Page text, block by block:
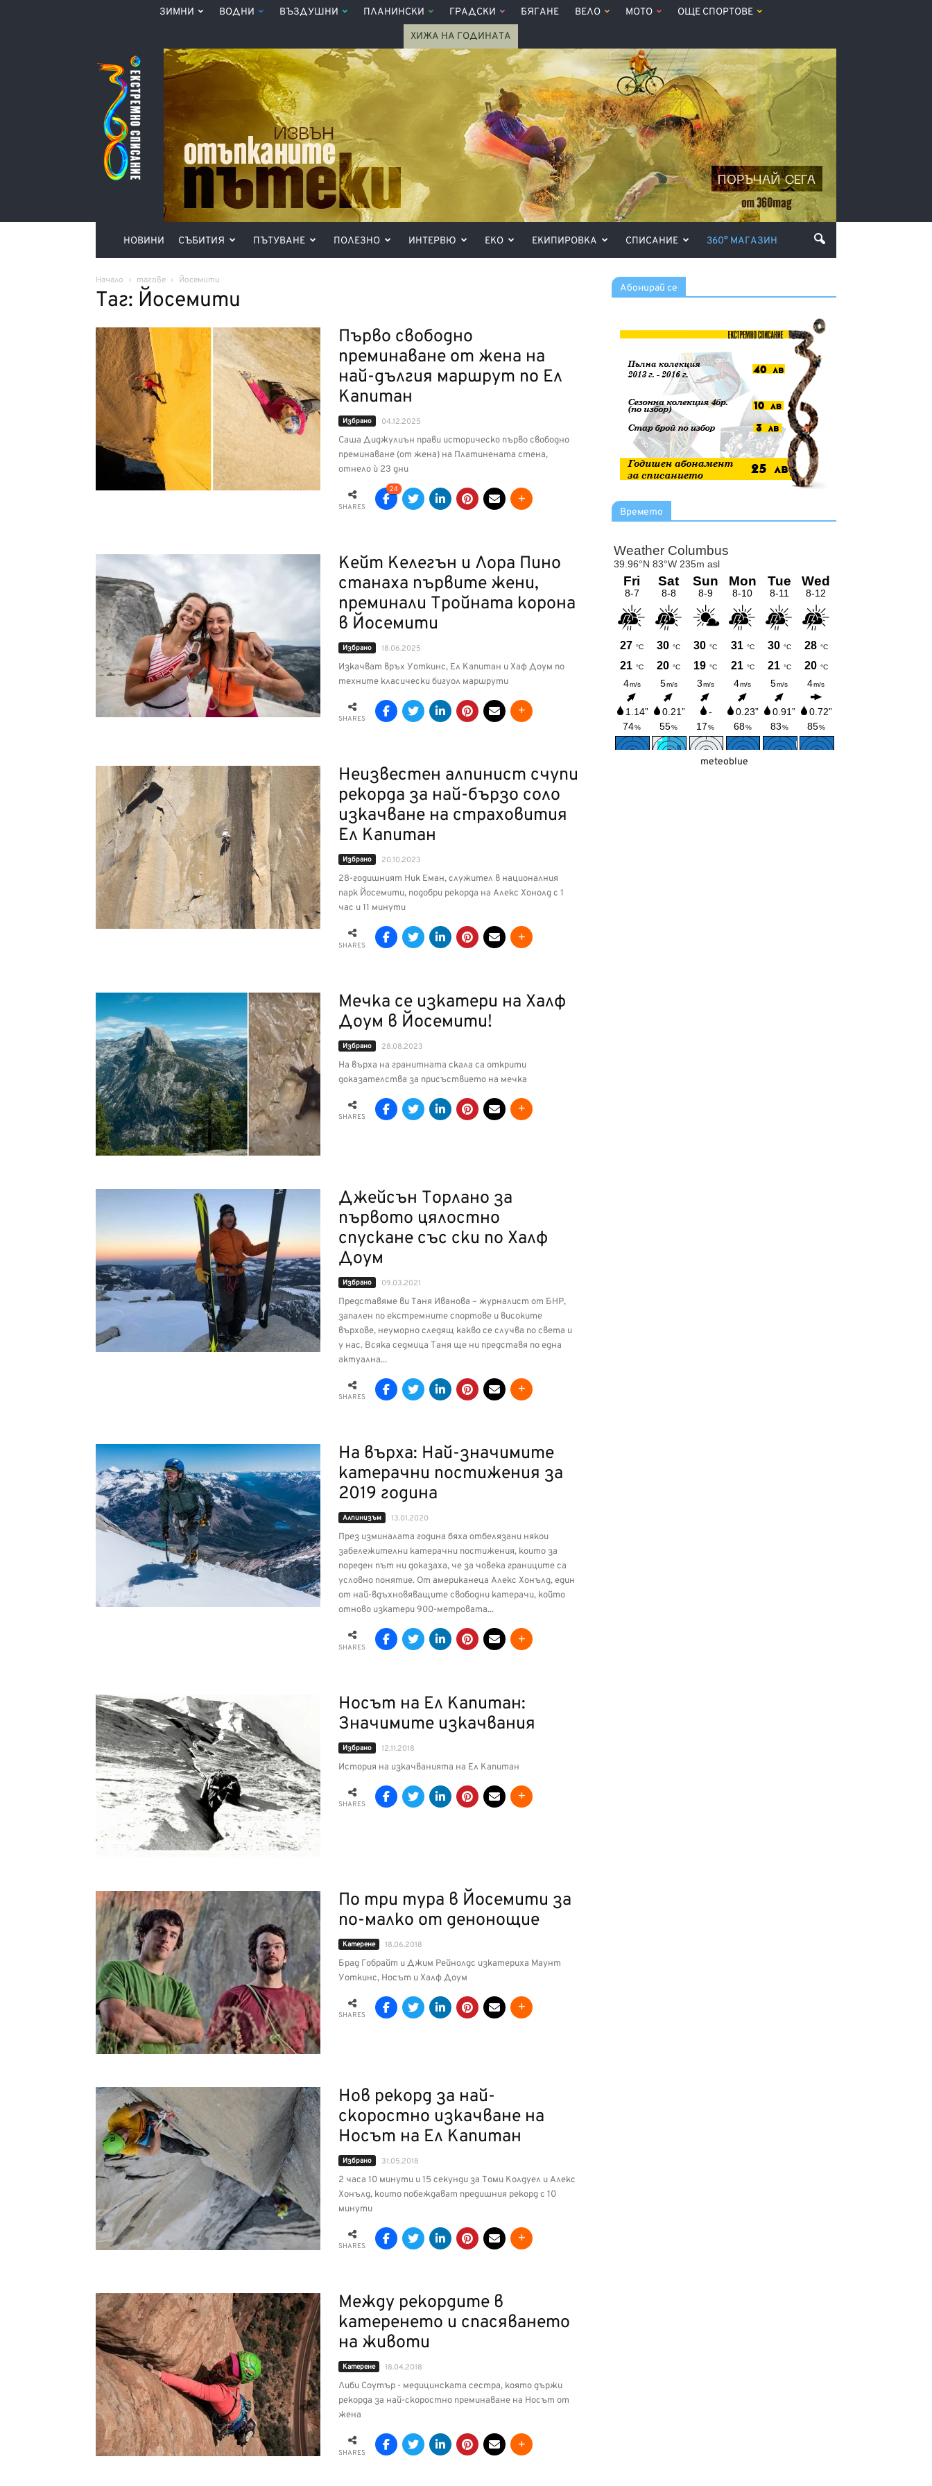
ЗИМНИ ВОДНИ ВЪЗДУШНИ ПЛАНИНСКИ ГРАДСКИ БЯГАНЕ ВЕЛО МОТО ОЩЕ СПОРТОВЕ
ХИЖА НА ГОДИНАТА
Списание
360°
НОВИНИ СЪБИТИЯ ПЪТУВАНЕ ПОЛЕЗНО ИНТЕРВЮ ЕКО ЕКИПИРОВКА СПИСАНИЕ 360° МАГАЗИН
Начало тагове Йосемити
Таг: Йосемити
Първо свободно
преминаване от жена на
най-дългия маршрут по Ел
Капитан
Избрано 04.12.2025
Саша Диджулиън прави историческо първо свободно
преминаване (от жена) на Платинената стена,
отнело ѝ 23 дни
SHARES
24
Кейт Келегън и Лора Пино
станаха първите жени,
преминали Тройната корона
в Йосемити
Избрано 18.06.2025
Изкачват връх Уоткинс, Ел Капитан и Хаф Доум по
техните класически бигуол маршрути
SHARES
Неизвестен алпинист счупи
рекорда за най-бързо соло
изкачване на страховития
Ел Капитан
Избрано 20.10.2023
28-годишният Ник Еман, служител в националния
парк Йосемити, подобри рекорда на Алекс Хонолд с 1
час и 11 минути
SHARES
Мечка се изкатери на Халф
Доум в Йосемити!
Избрано 28.08.2023
На върха на гранитната скала са открити
доказателства за присъствието на мечка
SHARES
Джейсън Торлано за
първото цялостно
спускане със ски по Халф
Доум
Избрано 09.03.2021
Представяме ви Таня Иванова – журналист от БНР,
запален по екстремните спортове и високите
върхове, неуморно следящ какво се случва по света и
у нас. Всяка седмица Таня ще ни представя по една
актуална...
SHARES
На върха: Най-значимите
катерачни постижения за
2019 година
Алпинизъм 13.01.2020
През изминалата година бяха отбелязани някои
забележителни катерачни постижения, които за
пореден път ни доказаха, че за човека границите са
условно понятие. От американеца Алекс Хонълд, един
от най-вдъхновяващите свободни катерачи, който
отново изкатери 900-метровата...
SHARES
Носът на Ел Капитан:
Значимите изкачвания
Избрано 12.11.2018
История на изкачванията на Ел Капитан
SHARES
По три тура в Йосемити за
по-малко от денонощие
Катерене 18.06.2018
Брад Гобрайт и Джим Рейнолдс изкатериха Маунт
Уоткинс, Носът и Халф Доум
SHARES
Нов рекорд за най-
скоростно изкачване на
Носът на Ел Капитан
Избрано 31.05.2018
2 часа 10 минути и 15 секунди за Томи Колдуел и Алекс
Хонълд, които побеждават предишния рекорд с 10
минути
SHARES
Между рекордите в
катеренето и спасяването
на животи
Катерене 18.04.2018
Либи Соутър - медицинската сестра, която държи
рекорда за най-скоростно преминаване на Носът от
жена
SHARES
Абонирай се
Времето
meteoblue